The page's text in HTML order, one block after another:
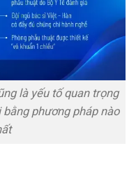
là yếu tố quan trọng
phương pháp nào